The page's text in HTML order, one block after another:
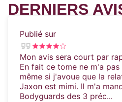
DERNIERS
Publié sur
Mon avis sera court par
En fait ce tome ne m'a
même si j'avoue que la
Jaxon est mimi. Il m'a
Bodyguards des 3 préc...